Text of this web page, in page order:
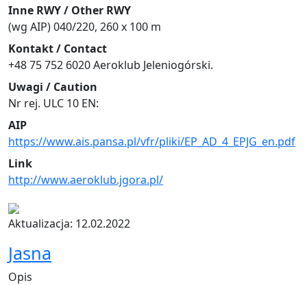
Inne RWY / Other RWY
(wg AIP) 040/220, 260 x 100 m
Kontakt / Contact
+48 75 752 6020 Aeroklub Jeleniogórski.
Uwagi / Caution
Nr rej. ULC 10 EN:
AIP
https://www.ais.pansa.pl/vfr/pliki/EP_AD_4_EPJG_en.pdf
Link
http://www.aeroklub.jgora.pl/
Aktualizacja: 12.02.2022
Jasna
Opis